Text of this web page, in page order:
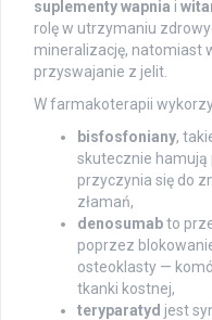
suplementy wapnia i
rolę w utrzymaniu
mineralizację, natomiast
przyswajanie z jelit.
W farmakoterapii
bisfosfoniany,
skutecznie hamują
przyczynia się do
złamań,
denosumabto
poprzez
osteoklasty —
tkanki kostnej,
teryparatyd jest